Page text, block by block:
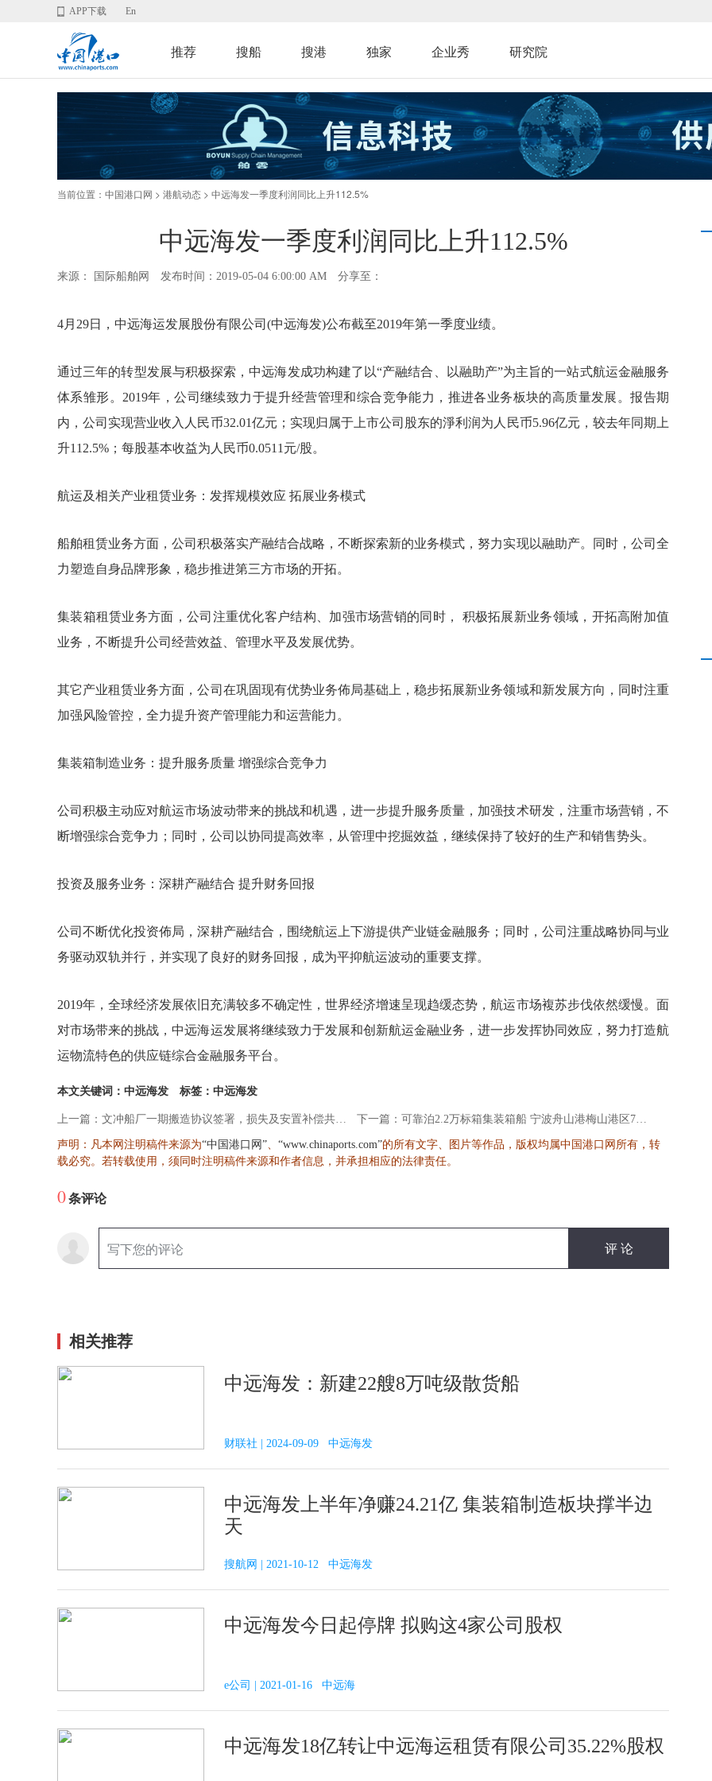
APP下载 En
推荐 搜船 搜港 独家 企业秀 研究院
当前位置： 中国港口网 > 港航动态 > 中远海发一季度利润同比上升112.5%
中远海发一季度利润同比上升112.5%
来源： 国际船舶网 发布时间：2019-05-04 6:00:00 AM 分享至：
4月29日，中远海运发展股份有限公司(中远海发)公布截至2019年第一季度业绩。
通过三年的转型发展与积极探索，中远海发成功构建了以“产融结合、以融助产”为主旨的一站式航运金融服务
体系雏形。2019年，公司继续致力于提升经营管理和综合竞争能力，推进各业务板块的高质量发展。报告期
内，公司实现营业收入人民币32.01亿元；实现归属于上市公司股东的淨利润为人民币5.96亿元，较去年同期上
升112.5%；每股基本收益为人民币0.0511元/股。
航运及相关产业租赁业务：发挥规模效应 拓展业务模式
船舶租赁业务方面，公司积极落实产融结合战略，不断探索新的业务模式，努力实现以融助产。同时，公司全
力塑造自身品牌形象，稳步推进第三方市场的开拓。
集装箱租赁业务方面，公司注重优化客户结构、加强市场营销的同时， 积极拓展新业务领域，开拓高附加值
业务，不断提升公司经营效益、管理水平及发展优势。
其它产业租赁业务方面，公司在巩固现有优势业务佈局基础上，稳步拓展新业务领域和新发展方向，同时注重
加强风险管控，全力提升资产管理能力和运营能力。
集装箱制造业务：提升服务质量 增强综合竞争力
公司积极主动应对航运市场波动带来的挑战和机遇，进一步提升服务质量，加强技术研发，注重市场营销，不
断增强综合竞争力；同时，公司以协同提高效率，从管理中挖掘效益，继续保持了较好的生产和销售势头。
投资及服务业务：深耕产融结合 提升财务回报
公司不断优化投资佈局，深耕产融结合，围绕航运上下游提供产业链金融服务；同时，公司注重战略协同与业
务驱动双轨并行，并实现了良好的财务回报，成为平抑航运波动的重要支撑。
2019年，全球经济发展依旧充满较多不确定性，世界经济增速呈现趋缓态势，航运市场複苏步伐依然缓慢。面
对市场带来的挑战，中远海运发展将继续致力于发展和创新航运金融业务，进一步发挥协同效应，努力打造航
运物流特色的供应链综合金融服务平台。
本文关键词：中远海发 标签：中远海发
上一篇：文冲船厂一期搬造协议签署，损失及安置补偿共计14亿元 下一篇：可靠泊2.2万标箱集装箱船 宁波舟山港梅山港区7号泊位通过交工验收
声明：凡本网注明稿件来源为“中国港口网”、 “www.chinaports.com”的所有文字、图片等作品，版权均属中国港口网所有，转
载必究。若转载使用，须同时注明稿件来源和作者信息，并承担相应的法律责任。
0条评论
相关推荐
中远海发：新建22艘8万吨级散货船
财联社 | 2024-09-09 中远海发
中远海发上半年净赚24.21亿 集装箱制造板块撑半边
天
搜航网 | 2021-10-12 中远海发
中远海发今日起停牌 拟购这4家公司股权
e公司 | 2021-01-16 中远海
中远海发18亿转让中远海运租赁有限公司35.22%股权